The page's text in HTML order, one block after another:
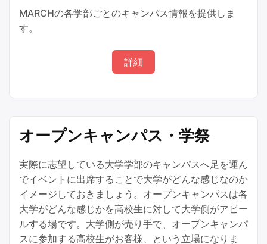
MARCHの各学部ごとのキャンパス情報を提供しま
す。
詳細
オープンキャンパス・学祭
実際に志望している大学学部のキャンパスへ足を運ん
でイベントに出席することで大学がどんな感じなのか
イメージしておきましょう。オープンキャンパスは各
大学がどんな感じかを高校生に対して大学側がアピー
ルする場です。大学側が売り手で、オープンキャンパ
スに参加する高校生がお客様、という立場になりま